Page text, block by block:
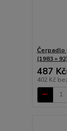
Čerpadlo
(1983 »
487 Kč/
402 Kč